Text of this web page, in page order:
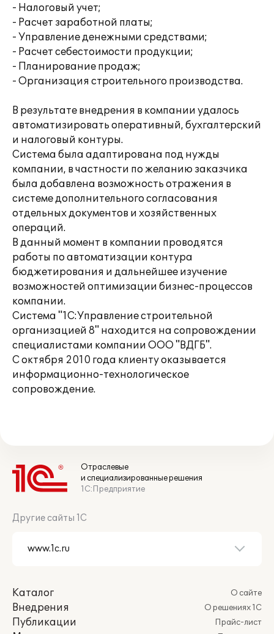
- Налоговый учет;
- Расчет заработной платы;
- Управление денежными средствами;
- Расчет себестоимости продукции;
- Планирование продаж;
- Организация строительного производства.
В результате внедрения в компании удалось
автоматизировать оперативный, бухгалтерский
и налоговый контуры.
Система была адаптирована под нужды
компании, в частности по желанию заказчика
была добавлена возможность отражения в
системе дополнительного согласования
отдельных документов и хозяйственных
операций.
В данный момент в компании проводятся
работы по автоматизации контура
бюджетирования и дальнейшее изучение
возможностей оптимизации бизнес-процессов
компании.
Система "1С:Управление строительной
организацией 8" находится на сопровождении
специалистами компании ООО "ВДГБ".
С октября 2010 года клиенту оказывается
информационно-технологическое
сопровождение.
Отраслевые
и специализированные решения
1С:Предприятие
Другие сайты 1С
Каталог
Внедрения
Публикации
О сайте
О решениях 1С
Прайс-лист